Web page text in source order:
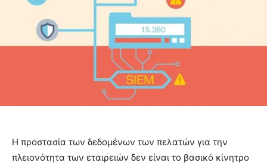
Η προστασία των δεδομένων των πελατών για την
πλειονότητα των εταιρειών δεν είναι το βασικό κίνητρο